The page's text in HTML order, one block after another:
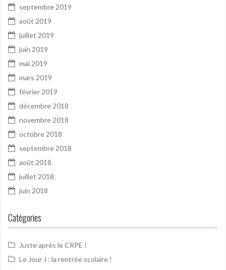
septembre 2019
août 2019
juillet 2019
juin 2019
mai 2019
mars 2019
février 2019
décembre 2018
novembre 2018
octobre 2018
septembre 2018
août 2018
juillet 2018
juin 2018
Catégories
Juste après le CRPE !
Le Jour J : la rentrée scolaire !